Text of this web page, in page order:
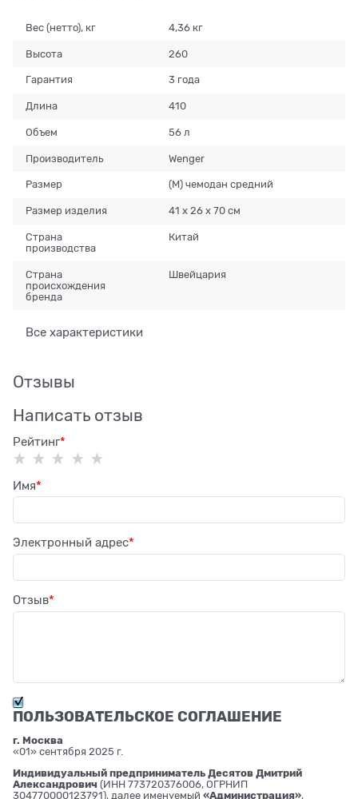
Вес (нетто), кг 4,36 кг
Высота 260
Гарантия 3 года
Длина 410
Объем 56 л
Производитель Wenger
Размер (M) чемодан средний
Размер изделия 41 х 26 х 70 см
Страна
производства
Китай
Страна
происхождения
бренда
Швейцария
Все характеристики
Отзывы
Написать отзыв
Рейтинг
Имя
Электронный адрес
Отзыв
ПОЛЬЗОВАТЕЛЬСКОЕ СОГЛАШЕНИЕ
г. Москва
«01» сентября 2025 г.
Индивидуальный предприниматель Десятов Дмитрий
Александрович (ИНН 773720376006, ОГРНИП
304770000123791), далее именуемый «Администрация»,